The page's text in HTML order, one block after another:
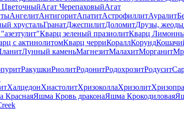
ЦветочныйАгат ЧерепаховыйАгат
АнгелитАнтигоритАпатитАстрофиллитАуралит
хрустальГранатДжеспилитДоломитДрузы, жеоды
Кварц зеленый празиолитКварц
с актинолитомКварц черриКораллКорунд
Лунный каменьМагнезитМалахитМорганит
РакушкиРиолитРодонитРодохрозитРодусит
ХалцедонХиастолитХризоколлаХризолит
КраснаяЯшма Кровь драконаЯшма Крокодиловая